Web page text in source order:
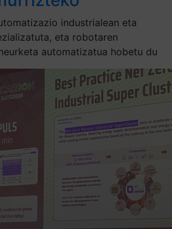
industrialean eta
eta robotaren
automatizatua hobetu du